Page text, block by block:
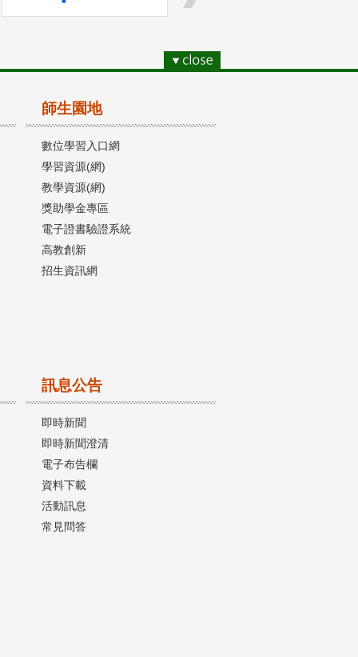
師生園地
數位學習入口網
學習資源(網)
教學資源(網)
獎助學金專區
電子證書驗證系統
高教創新
招生資訊網
訊息公告
即時新聞
即時新聞澄清
電子布告欄
資料下載
活動訊息
常見問答